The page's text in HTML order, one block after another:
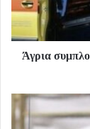
Άγρια